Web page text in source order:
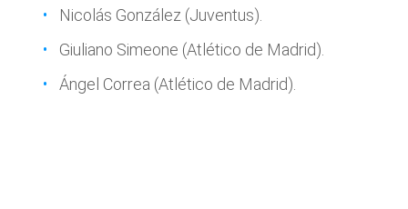
Nicolás González (Juventus).
Giuliano Simeone (Atlético de Madrid).
Ángel Correa (Atlético de Madrid).